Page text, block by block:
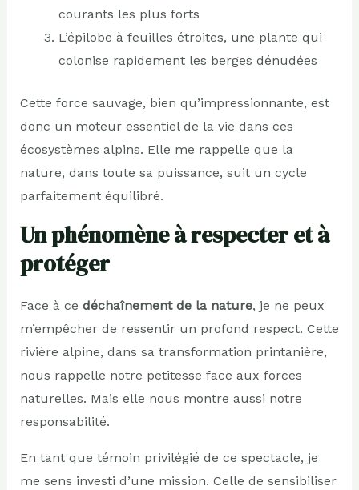
courants les plus forts
L’épilobe à feuilles étroites, une plante qui
colonise rapidement les berges dénudées
Cette force sauvage, bien qu’impressionnante, est
donc un moteur essentiel de la vie dans ces
écosystèmes alpins. Elle me rappelle que la
nature, dans toute sa puissance, suit un cycle
parfaitement équilibré.
Un phénomène à respecter et à
protéger
Face à ce déchaînement de la nature, je ne peux
m’empêcher de ressentir un profond respect. Cette
rivière alpine, dans sa transformation printanière,
nous rappelle notre petitesse face aux forces
naturelles. Mais elle nous montre aussi notre
responsabilité.
En tant que témoin privilégié de ce spectacle, je
me sens investi d’une mission. Celle de sensibiliser